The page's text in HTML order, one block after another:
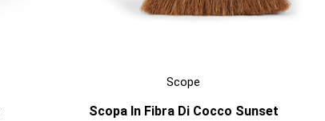
Scope
Scopa In Fibra Di Cocco Sunset
ANTEPRIMA